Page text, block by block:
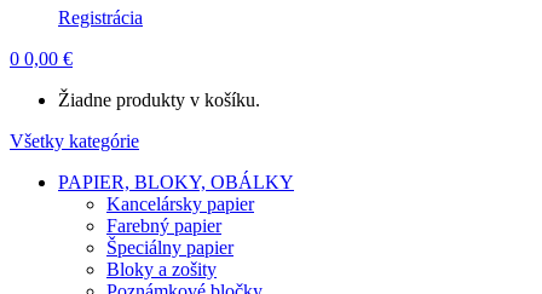
Registrácia
0 0,00 €
Žiadne produkty v košíku.
Všetky kategórie
PAPIER, BLOKY, OBÁLKY
Kancelársky papier
Farebný papier
Špeciálny papier
Bloky a zošity